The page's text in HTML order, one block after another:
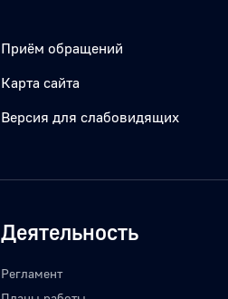
Приём обращений
Карта сайта
Версия для слабовидящих
Деятельность
Регламент